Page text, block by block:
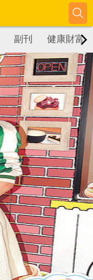
副刊 健康財富